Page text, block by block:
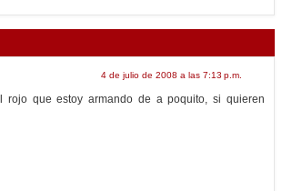
4 de julio de 2008 a las 7:13 p.m.
que estoy armando de a poquito, si quieren